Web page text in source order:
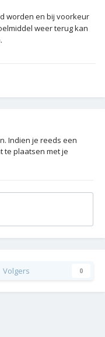
worden en bij voorkeur
weer terug kan
Indien je reeds een
te plaatsen met je
Volgers 0